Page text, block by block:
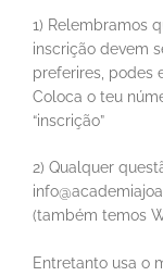
1) Relembramos
inscrição devem
preferires, podes
Coloca o teu
“inscrição”
2) Qualquer
(também temos
Entretanto usa o